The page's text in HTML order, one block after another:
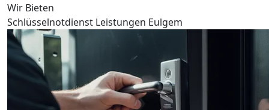
Wir Bieten
Schlüsselnotdienst Leistungen Eulgem